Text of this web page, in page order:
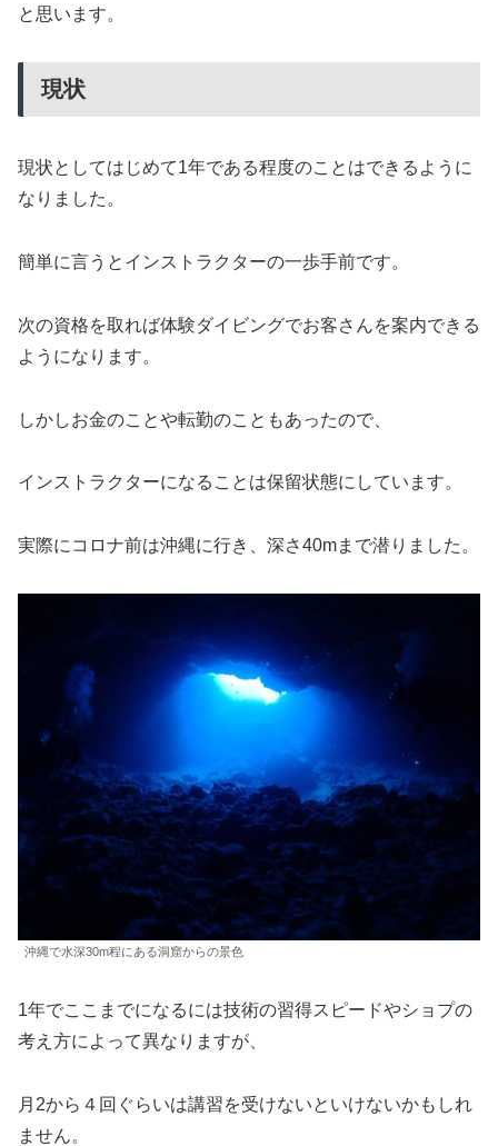
と思います。
現状
現状としてはじめて1年である程度のことはできるように
なりました。
簡単に言うとインストラクターの一歩手前です。
次の資格を取れば体験ダイビングでお客さんを案内できる
ようになります。
しかしお金のことや転勤のこともあったので、
インストラクターになることは保留状態にしています。
実際にコロナ前は沖縄に行き、深さ40mまで潜りました。
沖縄で水深30m程にある洞窟からの景色
1年でここまでになるには技術の習得スピードやショプの
考え方によって異なりますが、
月2から４回ぐらいは講習を受けないといけないかもしれ
ません。